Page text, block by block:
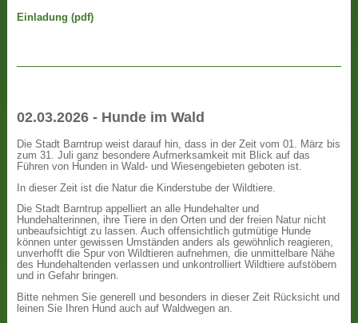
Einladung (pdf)
02.03.2026 - Hunde im Wald
Die Stadt Barntrup weist darauf hin, dass in der Zeit vom 01. März bis
zum 31. Juli ganz besondere Aufmerksamkeit mit Blick auf das
Führen von Hunden in Wald- und Wiesengebieten geboten ist.
In dieser Zeit ist die Natur die Kinderstube der Wildtiere.
Die Stadt Barntrup appelliert an alle Hundehalter und
Hundehalterinnen, ihre Tiere in den Orten und der freien Natur nicht
unbeaufsichtigt zu lassen. Auch offensichtlich gutmütige Hunde
können unter gewissen Umständen anders als gewöhnlich reagieren,
unverhofft die Spur von Wildtieren aufnehmen, die unmittelbare Nähe
des Hundehaltenden verlassen und unkontrolliert Wildtiere aufstöbern
und in Gefahr bringen.
Bitte nehmen Sie generell und besonders in dieser Zeit Rücksicht und
leinen Sie Ihren Hund auch auf Waldwegen an.